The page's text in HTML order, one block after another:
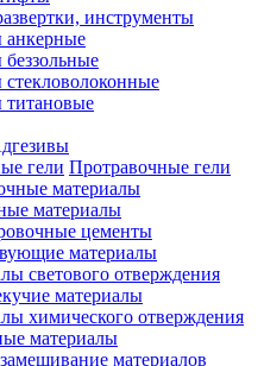
инструменты
Протравочные гели
материалы
цементы
материалы
светового отверждения
материалы
химического отверждения
материалы